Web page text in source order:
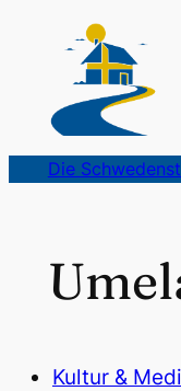
Die
Kultur &